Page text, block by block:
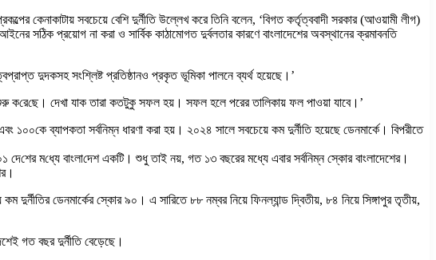
কেনাকাটায় সবচেয়ে বেশি দুর্নীতি উল্লেখ করে তিনি বলেন, ‘বিগত কর্তৃত্ববাদী সরকার (আওয়ামী লীগ)
সঠিক প্রয়োগ না করা ও সার্বিক কাঠামোগত দুর্বলতার কারণে বাংলাদেশের অবস্থানের ক্রমাবনতি
দুদকসহ সংশ্লিষ্ট প্রতিষ্ঠানও প্রকৃত ভূমিকা পালনে ব্যর্থ হয়েছে।’
ক‌রে‌ছে। দেখা যাক তারা কতটুকু সফল হ‌য়। সফল হলে পরের তালিকায় ফল পাওয়া যাবে।’
ব্যাপকতা সর্বনিম্ন ধারণা করা হয়। ২০২৪ সালে সবচেয়ে কম দুর্নীতি হয়েছে ডেনমার্কে। বিপরীতে
ম‌ধ্যে বাংলা‌দেশ একটি। শুধু তাই নয়, গত ১৩ বছরের মধ্যে এবার সর্বনিম্ন স্কোর বাংলাদেশের।
দুর্নীতির ডেনমার্কের স্কোর ৯০। এ সারিতে ৮৮ নম্বর নিয়ে ফিনল্যান্ড দ্বিতীয়, ৮৪ নিয়ে সিঙ্গাপুর তৃতীয়,
গত বছর দুর্নীতি বেড়েছে।